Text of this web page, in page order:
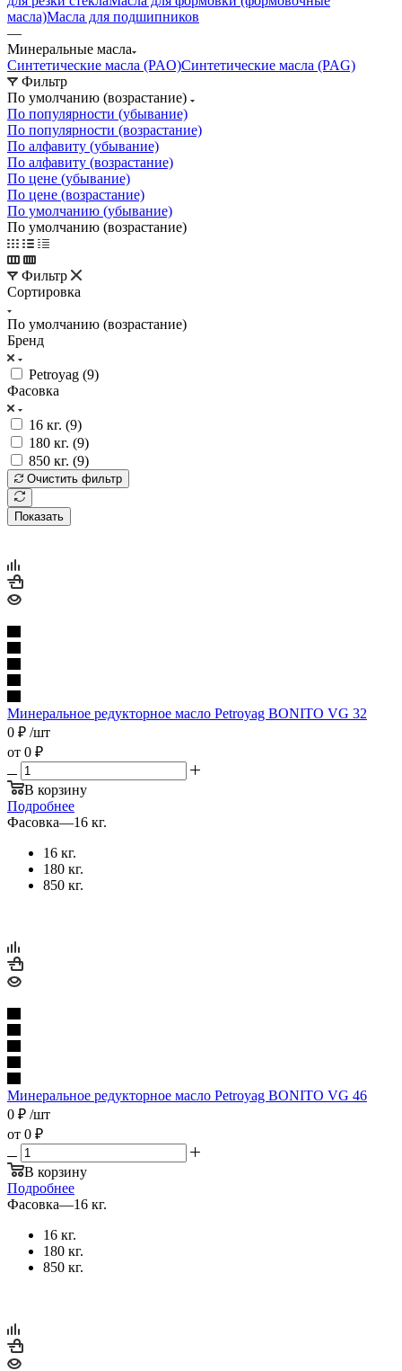
масла)Масла для подшипников
—
Минеральные масла
Синтетические масла (PAO)Синтетические масла (PAG)
Фильтр
По умолчанию (возрастание)
По популярности (убывание)
По популярности (возрастание)
По алфавиту (убывание)
По алфавиту (возрастание)
По цене (убывание)
По цене (возрастание)
По умолчанию (убывание)
По умолчанию (возрастание)
Фильтр
Сортировка
По умолчанию (возрастание)
Бренд
Petroyag (9)
Фасовка
16 кг. (9)
180 кг. (9)
850 кг. (9)
Очистить фильтр
Показать
Минеральное редукторное масло Petroyag BONITO VG 32
0 ₽ /шт
от 0 ₽
В корзину
Подробнее
Фасовка—16 кг.
16 кг.
180 кг.
850 кг.
Минеральное редукторное масло Petroyag BONITO VG 46
0 ₽ /шт
от 0 ₽
В корзину
Подробнее
Фасовка—16 кг.
16 кг.
180 кг.
850 кг.